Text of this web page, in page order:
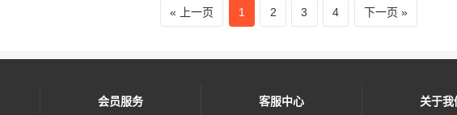
上一页 1 2 3 4 下一页
会员服务 客服中心 关于我